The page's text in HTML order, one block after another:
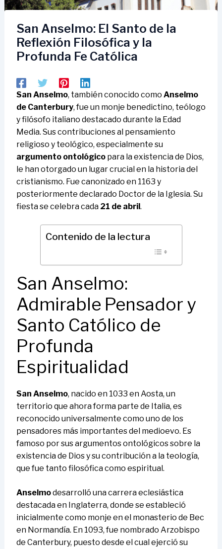
San Anselmo: El Santo de la
Reflexión Filosófica y la
Profunda Fe Católica
San Anselmo, también conocido como Anselmo
de Canterbury, fue un monje benedictino, teólogo
y filósofo italiano destacado durante la Edad
Media. Sus contribuciones al pensamiento
religioso y teológico, especialmente su
argumento ontológicopara la existencia de Dios,
le han otorgado un lugar crucial en la historia del
cristianismo. Fue canonizado en 1163 y
posteriormente declarado Doctor de la Iglesia. Su
fiesta se celebra cada 21 de abril.
Contenido de la lectura
San Anselmo:
Admirable Pensador y
Santo Católico de
Profunda
Espiritualidad
San Anselmo, nacido en 1033 en Aosta, un
territorio que ahora forma parte de Italia, es
reconocido universalmente como uno de los
pensadores más importantes del medioevo. Es
famoso por sus argumentos ontológicos sobre la
existencia de Dios y su contribución a la teología,
que fue tanto filosófica como espiritual.
Anselmodesarrolló una carrera eclesiástica
destacada en Inglaterra, donde se estableció
inicialmente como monje en el monasterio de Bec
en Normandía. En 1093, fue nombrado Arzobispo
de Canterbury, puesto desde el cual ejerció su